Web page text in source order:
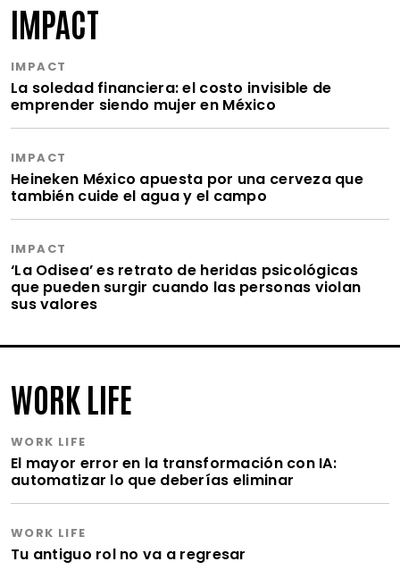
IMPACT
IMPACT
La soledad financiera: el costo invisible de
emprender siendo mujer en México
IMPACT
Heineken México apuesta por una cerveza que
también cuide el agua y el campo
IMPACT
‘La Odisea’ es retrato de heridas psicológicas
que pueden surgir cuando las personas violan
sus valores
WORK LIFE
WORK LIFE
El mayor error en la transformación con IA:
automatizar lo que deberías eliminar
WORK LIFE
Tu antiguo rol no va a regresar